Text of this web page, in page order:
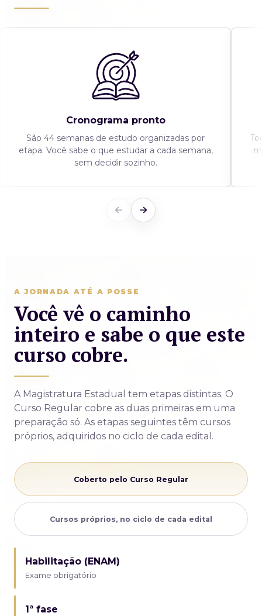
Cronograma pronto
São 44 semanas de estudo organizadas por
etapa. Você sabe o que estudar a cada semana,
sem decidir sozinho.
A JORNADA ATÉ A POSSE
Você vê o caminho
inteiro e sabe o que este
curso cobre.
A Magistratura Estadual tem etapas distintas. O
Curso Regular cobre as duas primeiras em uma
preparação só. As etapas seguintes têm cursos
próprios, adquiridos no ciclo de cada edital.
Coberto pelo Curso Regular
Cursos próprios, no ciclo de cada edital
Habilitação (ENAM)
Exame obrigatório
1ª fase